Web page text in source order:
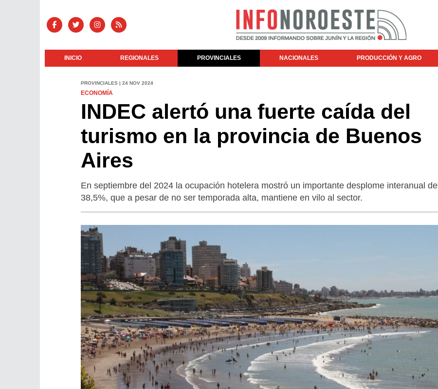
INICIO REGIONALES PROVINCIALES NACIONALES PRODUCCIÓN Y AGRO
PROVINCIALES | 24 NOV 2024
ECONOMÍA
INDEC alertó una fuerte caída del
turismo en la provincia de Buenos
Aires
En septiembre del 2024 la ocupación hotelera mostró un importante desplome interanual del
38,5%, que a pesar de no ser temporada alta, mantiene en vilo al sector.